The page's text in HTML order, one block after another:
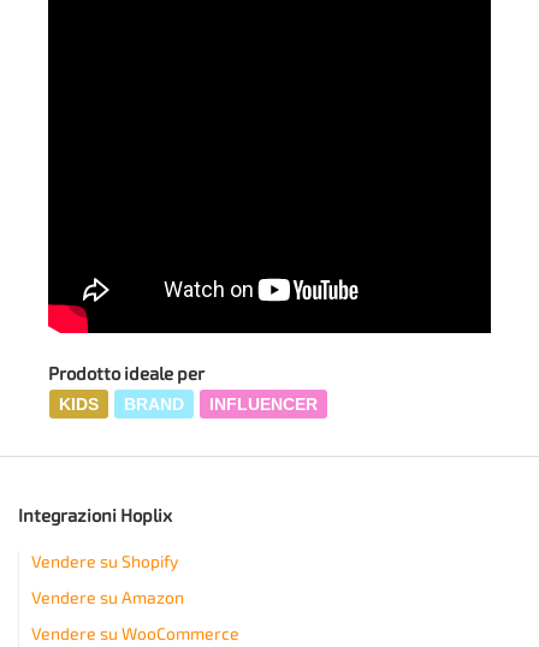
Prodotto ideale per
KIDS BRAND INFLUENCER
Integrazioni Hoplix
Vendere su Shopify
Vendere su Amazon
Vendere su WooCommerce